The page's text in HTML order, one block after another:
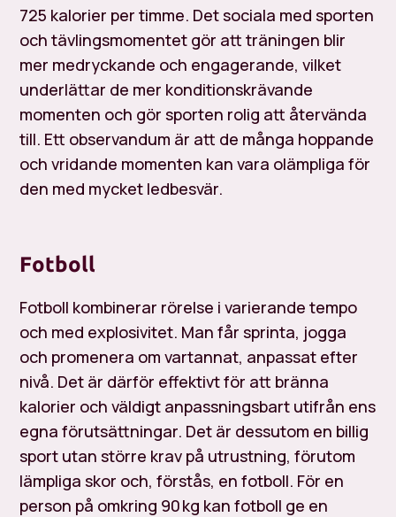
725 kalorier per timme. Det sociala med sporten
och tävlingsmomentet gör att träningen blir
mer medryckande och engagerande, vilket
underlättar de mer konditionskrävande
momenten och gör sporten rolig att återvända
till. Ett observandum är att de många hoppande
och vridande momenten kan vara olämpliga för
den med mycket ledbesvär.
Fotboll
Fotboll kombinerar rörelse i varierande tempo
och med explosivitet. Man får sprinta, jogga
och promenera om vartannat, anpassat efter
nivå. Det är därför effektivt för att bränna
kalorier och väldigt anpassningsbart utifrån ens
egna förutsättningar. Det är dessutom en billig
sport utan större krav på utrustning, förutom
lämpliga skor och, förstås, en fotboll. För en
person på omkring 90 kg kan fotboll ge en